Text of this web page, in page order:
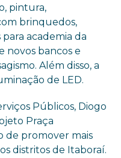
pintura,
brinquedos,
academia da
novos bancos e
Além disso, a
de LED.
Públicos, Diogo
Praça
de promover mais
distritos de Itaboraí.